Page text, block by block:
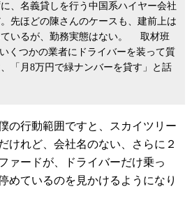
、名義貸しを行う中国系ハイヤー会社
先ほどの陳さんのケースも、建前上は
ているが、勤務実態はない。 取材班
くつかの業者にドライバーを装って質
「月8万円で緑ナンバーを貸す」と話
の行動範囲ですと、スカイツリー
けれど、会社名のない、さらに２
ァードが、ドライバーだけ乗っ
めているのを見かけるようになり